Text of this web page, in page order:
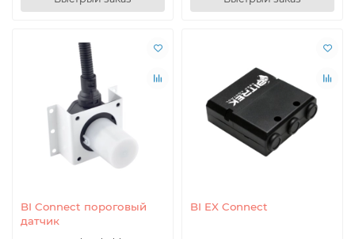
BI Connect пороговый
датчик
BI EX Connect